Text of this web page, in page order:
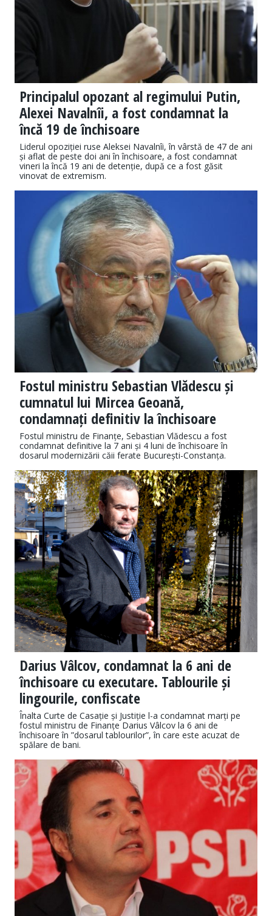
Principalul opozant al regimului Putin,
Alexei Navalnîi, a fost condamnat la
încă 19 de închisoare
Liderul opoziției ruse Aleksei Navalnîi, în vârstă de 47 de ani
și aflat de peste doi ani în închisoare, a fost condamnat
vineri la încă 19 ani de detenție, după ce a fost găsit
vinovat de extremism.
Fostul ministru Sebastian Vlădescu și
cumnatul lui Mircea Geoană,
condamnați definitiv la închisoare
Fostul ministru de Finanțe, Sebastian Vlădescu a fost
condamnat definitive la 7 ani și 4 luni de închisoare în
dosarul modernizării căii ferate București-Constanța.
Darius Vâlcov, condamnat la 6 ani de
închisoare cu executare. Tablourile și
lingourile, confiscate
Înalta Curte de Casație și Justiție l-a condamnat marți pe
fostul ministru de Finanțe Darius Vâlcov la 6 ani de
închisoare în ”dosarul tablourilor”, în care este acuzat de
spălare de bani.